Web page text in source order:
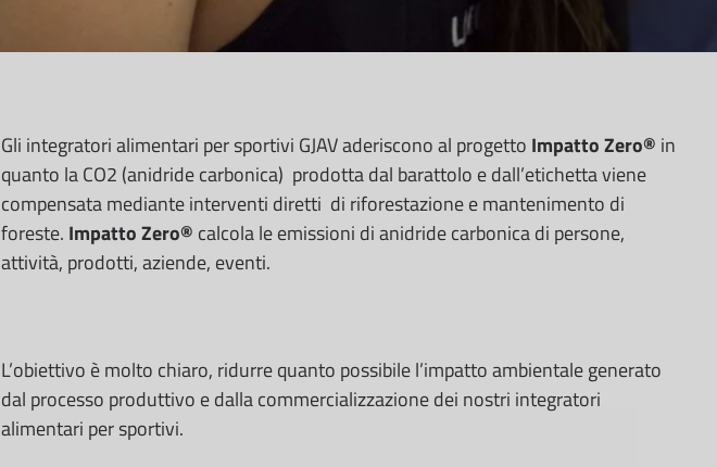
Gli integratori alimentari per sportivi GJAV aderiscono al progetto Impatto Zero® in
quanto la CO2 (anidride carbonica) prodotta dal barattolo e dall’etichetta viene
compensata mediante interventi diretti di riforestazione e mantenimento di
foreste. Impatto Zero® calcola le emissioni di anidride carbonica di persone,
attività, prodotti, aziende, eventi.
L’obiettivo è molto chiaro, ridurre quanto possibile l’impatto ambientale generato
dal processo produttivo e dalla commercializzazione dei nostri integratori
alimentari per sportivi.